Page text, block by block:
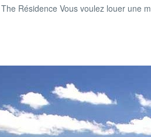
Résidence Vous voulez louer une